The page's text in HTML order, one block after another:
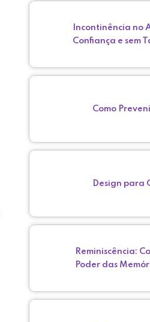
Incontinência no
Confiança e sem
Como
Design para
Reminiscência:
Poder das